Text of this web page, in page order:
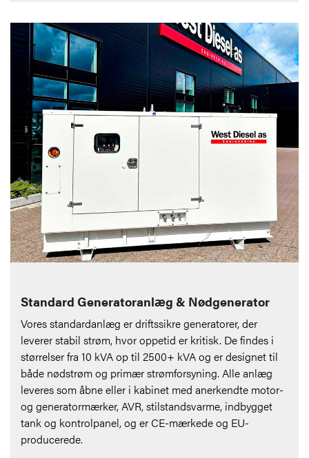
Standard Generatoranlæg & Nødgenerator
Vores standardanlæg er driftssikre generatorer, der
leverer stabil strøm, hvor oppetid er kritisk. De findes i
størrelser fra 10 kVA op til 2500+ kVA og er designet til
både nødstrøm og primær strømforsyning. Alle anlæg
leveres som åbne eller i kabinet med anerkendte motor-
og generatormærker, AVR, stilstandsvarme, indbygget
tank og kontrolpanel, og er CE-mærkede og EU-
producerede.